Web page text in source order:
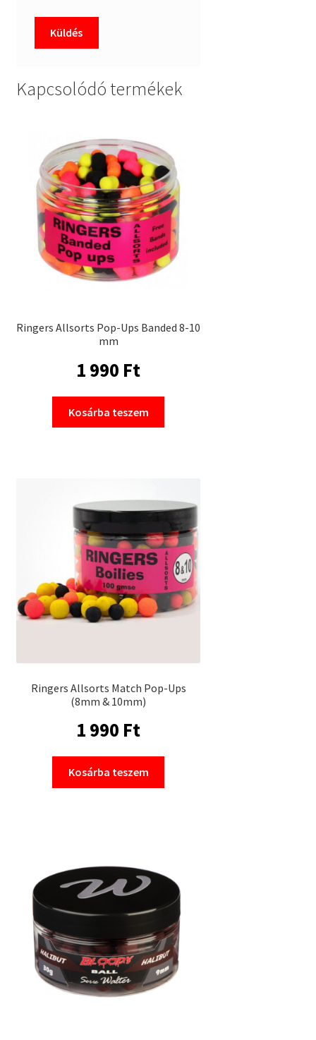
Kapcsolódó termékek
Ringers Allsorts Pop-Ups Banded 8-10
mm
1 990 Ft
Kosárba teszem
Ringers Allsorts Match Pop-Ups
(8mm & 10mm)
1 990 Ft
Kosárba teszem